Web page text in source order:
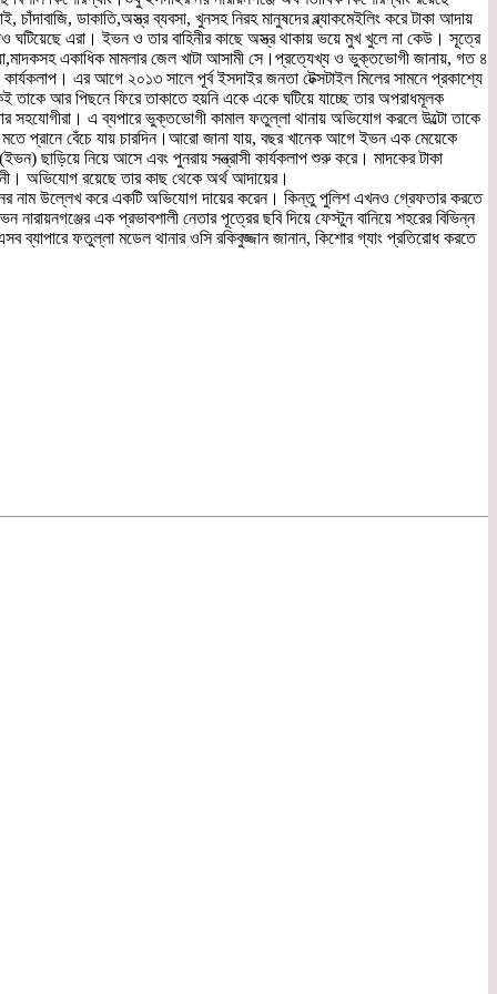
ডাকাতি,অস্ত্র ব্যবসা, খুনসহ নিরহ মানুষদের ব্ল্যাকমেইলিং করে টাকা আদায়
ঘটিয়েছে এরা। ইভন ও তার বাহিনীর কাছে অস্ত্র থাকায় ভয়ে মুখ খুলে না কেউ। সূত্রে
একাধিক মামলার জেল খাটা আসামী সে।প্রত্যেখ্য ও ভুক্তভোগী জানায়, গত ৪
এর আগে ২০১৩ সালে পূর্ব ইসদাইর জনতা টেক্সটাইল মিলের সামনে প্রকাশ্যে
আর পিছনে ফিরে তাকাতে হয়নি একে একে ঘটিয়ে যাচ্ছে তার অপরাধমূলক
সহযোগীরা। এ ব্যপারে ভুক্তভোগী কামাল ফতুল্লা থানায় অভিযোগ করলে উল্টো তাকে
মতে প্রানে বেঁচে যায় চারদিন।আরো জানা যায়, বছর খানেক আগে ইভন এক মেয়েকে
ছাড়িয়ে নিয়ে আসে এবং পুনরায় সন্ত্রাসী কার্যকলাপ শুরু করে। মাদকের টাকা
অভিযোগ রয়েছে তার কাছ থেকে অর্থ আদায়ের।
নাম উল্লেখ করে একটি অভিযোগ দায়ের করেন। কিন্তু পুলিশ এখনও গ্রেফতার করতে
এক প্রভাবশালী নেতার পূত্রের ছবি দিয়ে ফেস্টুন বানিয়ে শহরের বিভিন্ন
ব্যাপারে ফতুল্লা মডেল থানার ওসি রকিবুজ্জান জানান, কিশোর গ্যাং প্রতিরোধ করতে